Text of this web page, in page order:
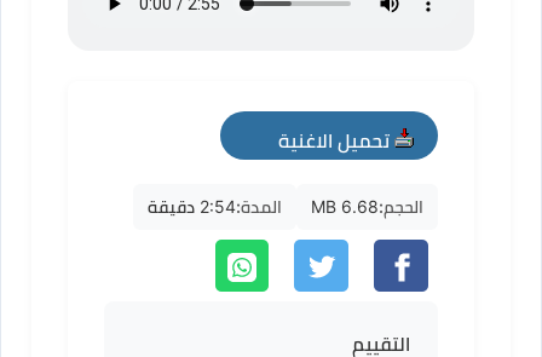
تحميل الاغنية
mp3
الحجم:6.68 MB المدة:2:54 دقيقة
التقييم